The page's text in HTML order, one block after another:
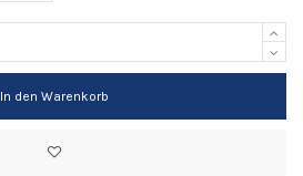
In den Warenkorb